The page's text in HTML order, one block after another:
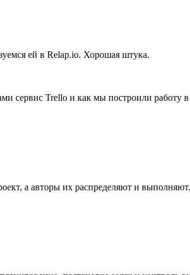
ей в Relap.io. Хорошая штука.
сервис Trello и как мы построили
а авторы их распределяют и